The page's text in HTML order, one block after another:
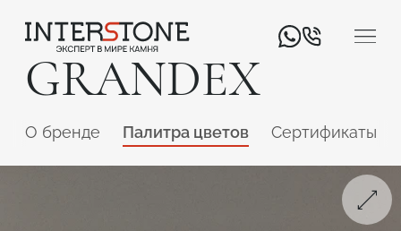
GRANDEX
O бренде Палитра цветов Сертификаты